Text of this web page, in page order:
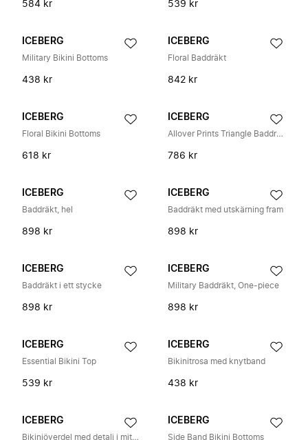
584 kr 539 kr
ICEBERG
Military Bikini Bottoms
438 kr
ICEBERG
Floral Baddräkt
842 kr
ICEBERG
Floral Bikini Bottoms
618 kr
ICEBERG
Allover Prints Triangle Baddräkt Top
786 kr
ICEBERG
Baddräkt, hel
898 kr
ICEBERG
Baddräkt med utskärning fram
898 kr
ICEBERG
Baddräkt i ett stycke
898 kr
ICEBERG
Military Baddräkt, One-piece
898 kr
ICEBERG
Essential Bikini Top
539 kr
ICEBERG
Bikinitrosa med knytband
438 kr
ICEBERG
Bikiniöverdel med detalj i mitten
ICEBERG
Side Band Bikini Bottoms